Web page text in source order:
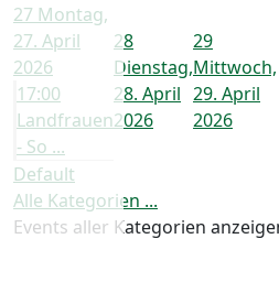
27 Montag,
27. April
2026
17:00
Landfrauen
- So ...
28
Dienstag,
28. April
2026
29
Mittwoch,
29. April
2026
Default
Alle Kategorien ...
Events aller Kategorien